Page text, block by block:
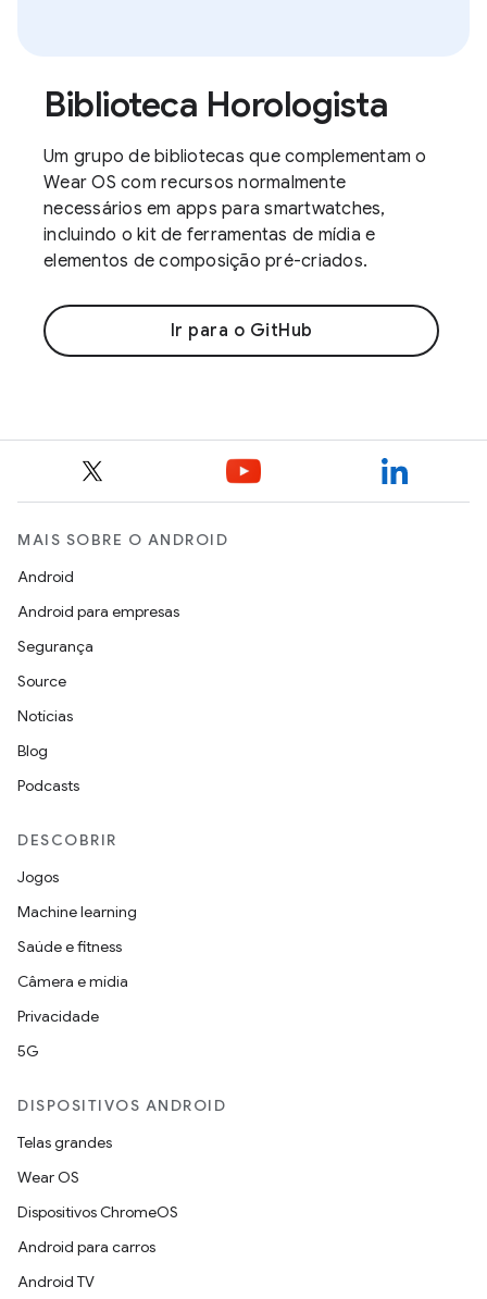
Biblioteca Horologista
Um grupo de bibliotecas que complementam o
Wear OS com recursos normalmente
necessários em apps para smartwatches,
incluindo o kit de ferramentas de mídia e
elementos de composição pré-criados.
Ir para o GitHub
MAIS SOBRE O ANDROID
Android
Android para empresas
Segurança
Source
Notícias
Blog
Podcasts
DESCOBRIR
Jogos
Machine learning
Saúde e fitness
Câmera e mídia
Privacidade
5G
DISPOSITIVOS ANDROID
Telas grandes
Wear OS
Dispositivos ChromeOS
Android para carros
Android TV